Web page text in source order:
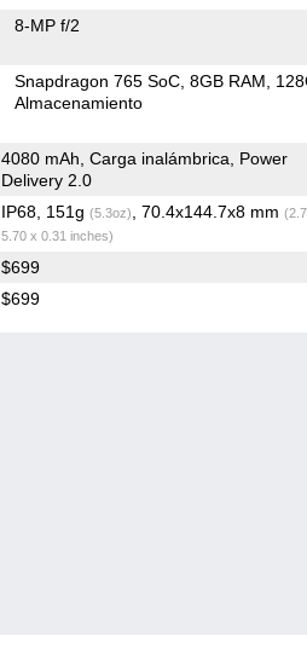
8-MP f/2
Snapdragon 765 SoC 8GB RAM
Almacenamiento
4080 mAh, Carga inalámbrica, Power
Delivery 2.0
IP68, 151g (5.3oz) , 70.4x144.7x8 mm
5.70 x 0.31 inches)
$699
$699